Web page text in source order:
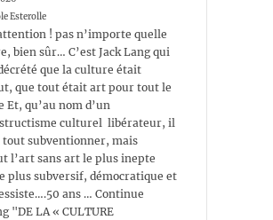
Esterolle
! pas n’importe quelle
bien sûr… C’est Jack Lang qui
que la culture était
que tout était art pour tout le
Et, qu’au nom d’un
culturel libérateur, il
subventionner, mais
l’art sans art le plus inepte
plus subversif, démocratique et
ans … Continue
"DE LA « CULTURE